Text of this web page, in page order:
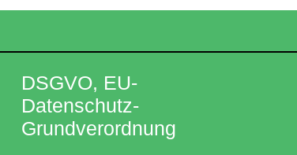
DSGVO, EU-
Datenschutz-
Grundverordnung